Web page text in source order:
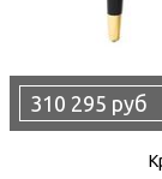
310 295 руб